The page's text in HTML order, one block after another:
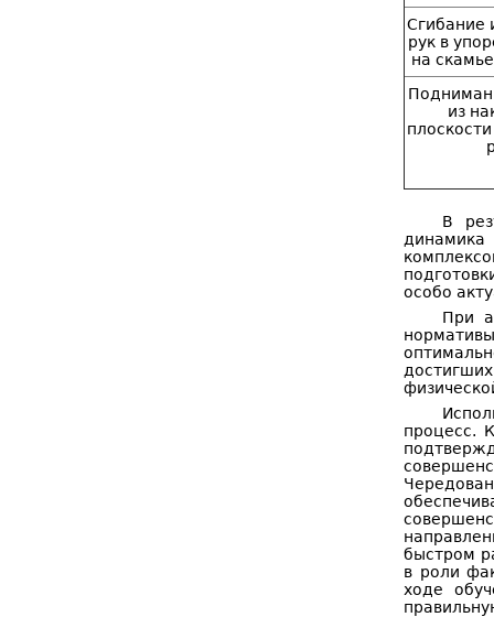
Сгибание
рук в
на
из
В
особо
При
процесс.
быстром
в роли
ходе